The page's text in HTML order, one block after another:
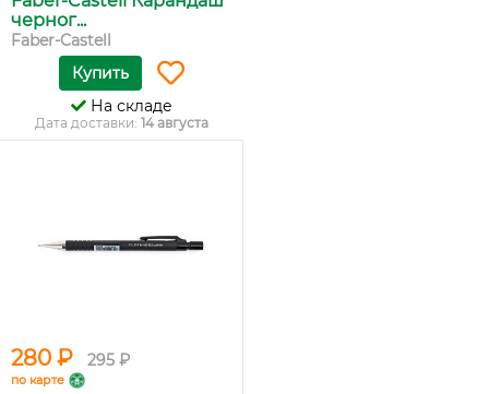
черног...
Faber-Castell
Купить
На складе
Дата доставки: 14 августа
280 ₽ 295 ₽
по карте